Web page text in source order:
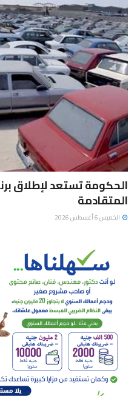
الحكومة تستعد لإطلاق
المتقادمة
الخميس 6 أغسطس 2026